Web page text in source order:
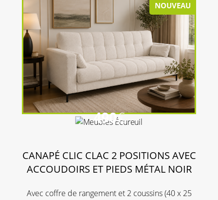
NOUVEAU
490€
CANAPÉ CLIC CLAC 2 POSITIONS AVEC
ACCOUDOIRS ET PIEDS MÉTAL NOIR
Avec coffre de rangement et 2 coussins (40 x 25